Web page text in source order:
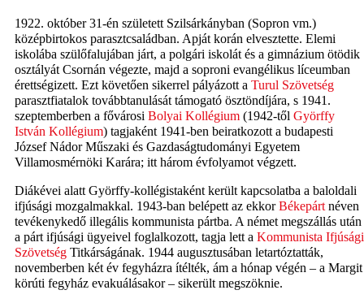
1922. október 31-én született Szilsárkányban (Sopron vm.)
középbirtokos parasztcsaládban. Apját korán elvesztette. Elemi
iskolába szülőfalujában járt, a polgári iskolát és a gimnázium ötödik
osztályát Csornán végezte, majd a soproni evangélikus líceumban
érettségizett. Ezt követően sikerrel pályázott a Turul Szövetség
parasztfiatalok továbbtanulását támogató ösztöndíjára, s 1941.
szeptemberben a fővárosi Bolyai Kollégium (1942-től Györffy
István Kollégium) tagjaként 1941-ben beiratkozott a budapesti
József Nádor Műszaki és Gazdaságtudományi Egyetem
Villamosmérnöki Karára; itt három évfolyamot végzett.
Diákévei alatt Györffy-kollégistaként került kapcsolatba a baloldali
ifjúsági mozgalmakkal. 1943-ban belépett az ekkorBékepárt néven
tevékenykedő illegális kommunista pártba. A német megszállás után
a párt ifjúsági ügyeivel foglalkozott, tagja lett a Kommunista Ifjúsági
Szövetség Titkárságának. 1944 augusztusában letartóztatták,
novemberben két év fegyházra ítélték, ám a hónap végén – a Margit
körúti fegyház evakuálásakor – sikerült megszöknie.